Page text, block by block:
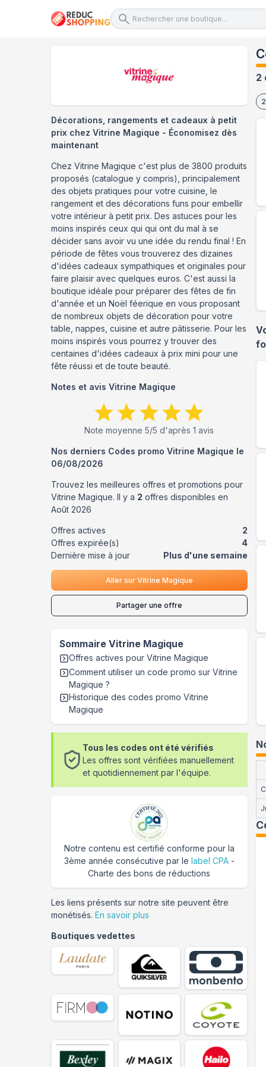
2
2
Décorations, rangements et cadeaux à petit
prix chez Vitrine Magique - Économisez dès
maintenant
Chez Vitrine Magique c'est plus de 3800 produits
proposés (catalogue y compris), principalement
des objets pratiques pour votre cuisine, le
rangement et des décorations funs pour embellir
votre intérieur à petit prix. Des astuces pour les
moins inspirés ceux qui qui ont du mal à se
décider sans avoir vu une idée du rendu final ! En
période de fêtes vous trouverez des dizaines
d'idées cadeaux sympathiques et originales pour
faire plaisir avec quelques euros. C'est aussi la
boutique idéale pour préparer des fêtes de fin
d'année et un Noël féerique en vous proposant
de nombreux objets de décoration pour votre
table, nappes, cuisine et autre pâtisserie. Pour les
moins inspirés vous pourrez y trouver des
centaines d'idées cadeaux à prix mini pour une
fête réussi et de toute beauté.
Notes et avis Vitrine Magique
Note moyenne5/5 d'après1 avis
Nos derniers Codes promo Vitrine Magique le
06/08/2026
Trouvez les meilleures offres et promotions pour
Vitrine Magique. Il y a 2 offres disponibles en
Août 2026
Offres actives
2
Offres expirée(s)
4
Dernière mise à jour
Plus d'une semaine
Aller sur Vitrine Magique
Partager une offre
Sommaire Vitrine Magique
Offres actives pour Vitrine Magique
Comment utiliser un code promo sur Vitrine
Magique ?
Historique des codes promo Vitrine
Magique
Tous les codes ont été vérifiés
Les offres sont vérifiées manuellement
et quotidiennement par l'équipe.
Notre contenu est certifié conforme pour la
3ème année consécutive par le label CPA-
Charte des bons de réductions
Les liens présents sur notre site peuvent être
monétisés. En savoir plus
Boutiques vedettes